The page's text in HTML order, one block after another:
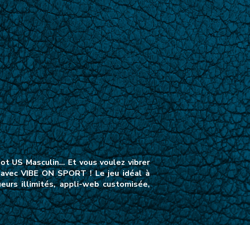
US Masculin… Et vous voulez vibrer
VIBE ON SPORT ! Le jeu idéal à
illimités, appli-web customisée,